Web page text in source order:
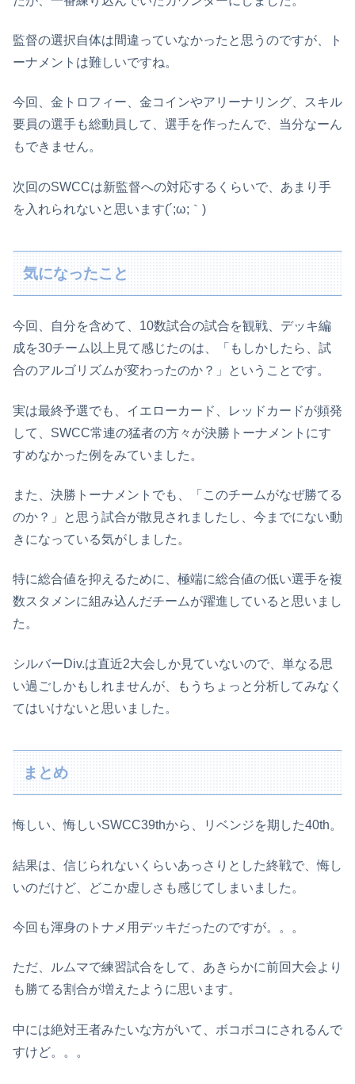
監督の選択自体は間違っていなかったと思うのですが、ト
ーナメントは難しいですね。
今回、金トロフィー、金コインやアリーナリング、スキル
要員の選手も総動員して、選手を作ったんで、当分なーん
もできません。
次回のSWCCは新監督への対応するくらいで、あまり手
を入れられないと思います(´;ω;｀)
気になったこと
今回、自分を含めて、10数試合の試合を観戦、デッキ編
成を30チーム以上見て感じたのは、「もしかしたら、試
合のアルゴリズムが変わったのか？」ということです。
実は最終予選でも、イエローカード、レッドカードが頻発
して、SWCC常連の猛者の方々が決勝トーナメントにす
すめなかった例をみていました。
また、決勝トーナメントでも、「このチームがなぜ勝てる
のか？」と思う試合が散見されましたし、今までにない動
きになっている気がしました。
特に総合値を抑えるために、極端に総合値の低い選手を複
数スタメンに組み込んだチームが躍進していると思いまし
た。
シルバーDiv.は直近2大会しか見ていないので、単なる思
い過ごしかもしれませんが、もうちょっと分析してみなく
てはいけないと思いました。
まとめ
悔しい、悔しいSWCC39thから、リベンジを期した40th。
結果は、信じられないくらいあっさりとした終戦で、悔し
いのだけど、どこか虚しさも感じてしまいました。
今回も渾身のトナメ用デッキだったのですが。。。
ただ、ルムマで練習試合をして、あきらかに前回大会より
も勝てる割合が増えたように思います。
中には絶対王者みたいな方がいて、ボコボコにされるんで
すけど。。。